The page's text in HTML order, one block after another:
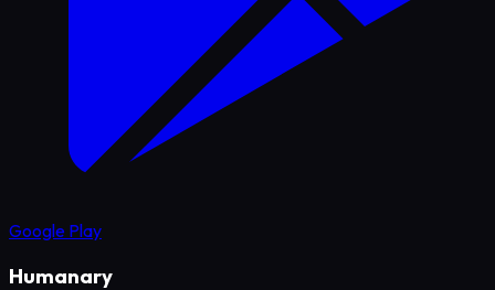
Google Play
Humanary